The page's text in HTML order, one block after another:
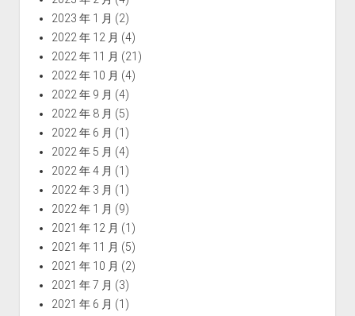
2023 年 1 月 (2)
2022 年 12 月 (4)
2022 年 11 月 (21)
2022 年 10 月 (4)
2022 年 9 月 (4)
2022 年 8 月 (5)
2022 年 6 月 (1)
2022 年 5 月 (4)
2022 年 4 月 (1)
2022 年 3 月 (1)
2022 年 1 月 (9)
2021 年 12 月 (1)
2021 年 11 月 (5)
2021 年 10 月 (2)
2021 年 7 月 (3)
2021 年 6 月 (1)